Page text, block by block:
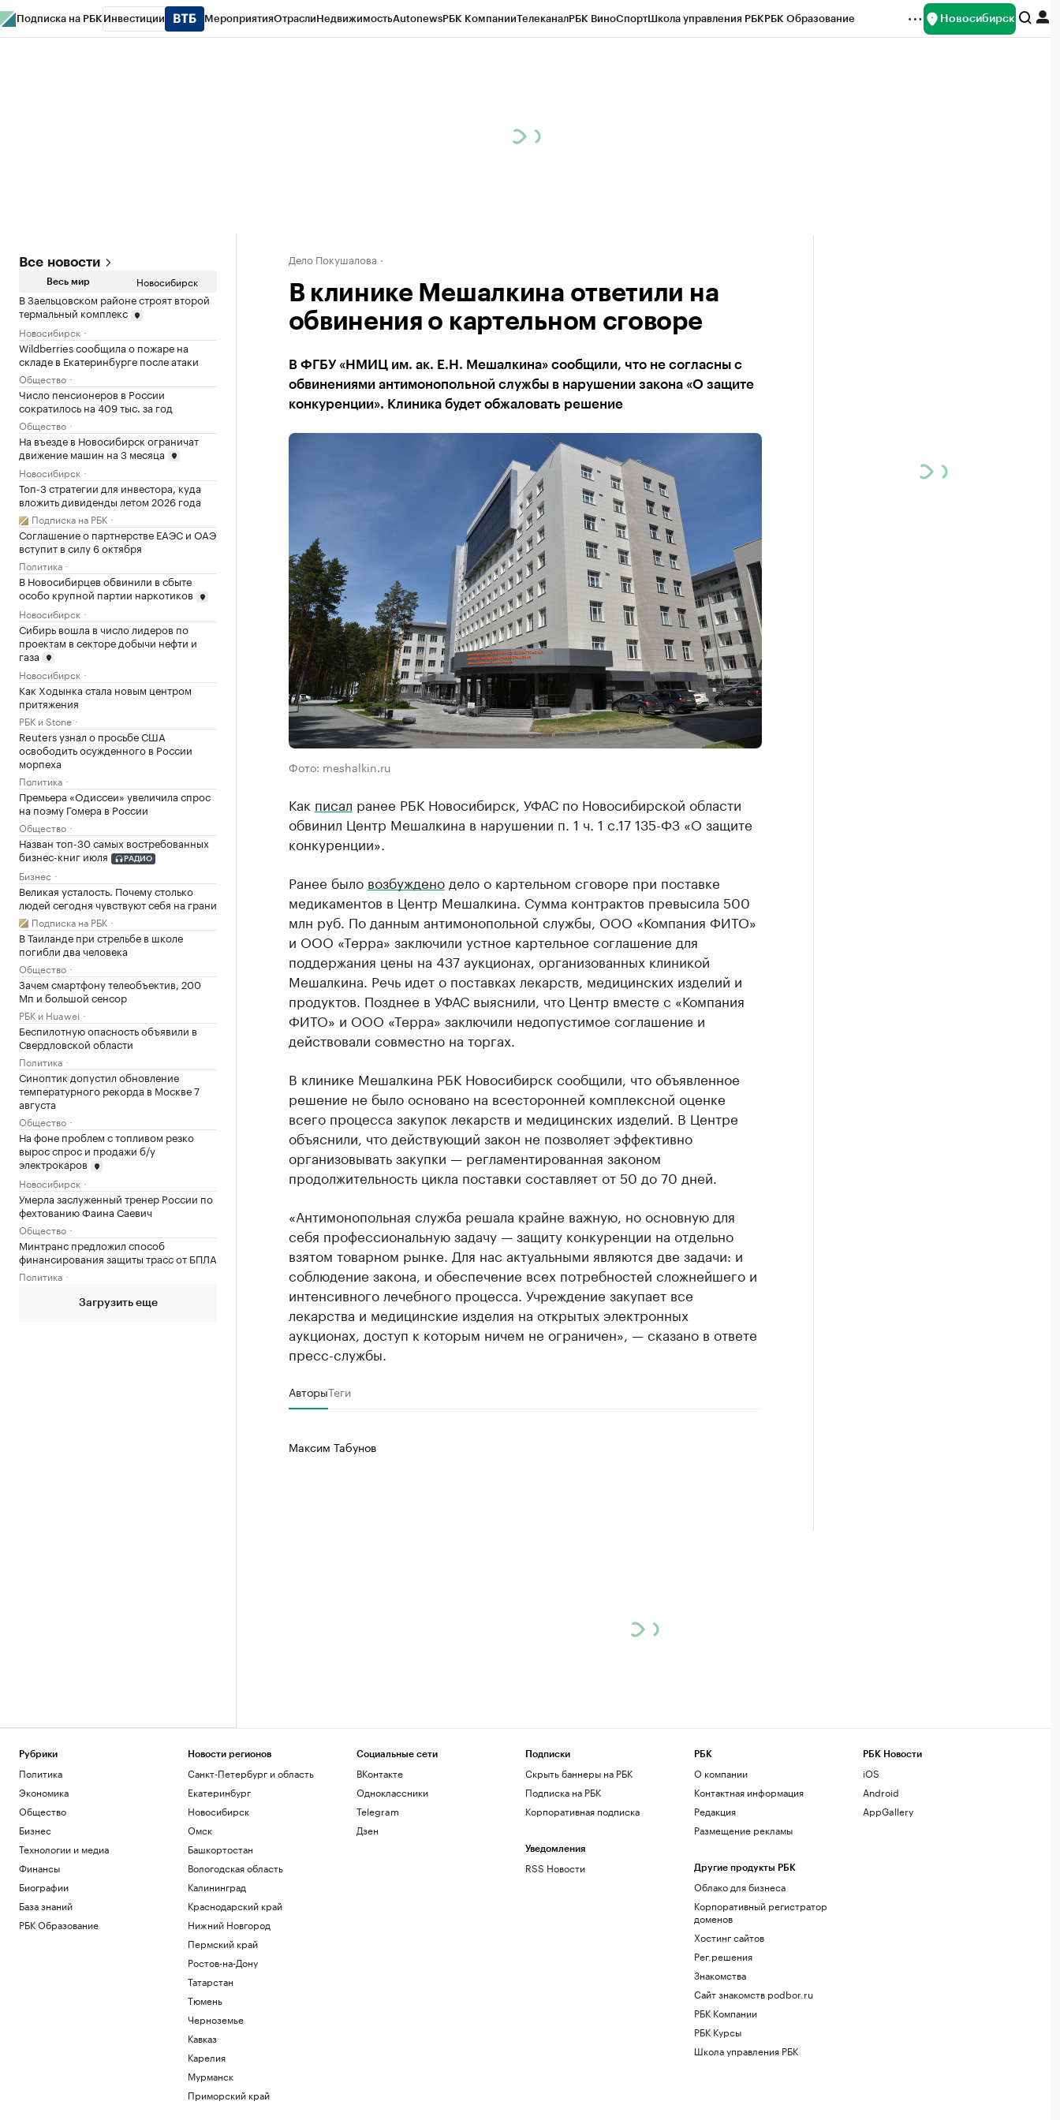
Подписка на РБК Инвестиции МероприятияОтраслиНедвижимостьAutonewsРБК КомпанииТелеканалРБК ВиноСпортШкола управления РБКРБК Образование Новосибирск
Все новости
Весь мир Новосибирск
В Заельцовском районе строят второй
термальный комплекс
Новосибирск
Wildberries сообщила о пожаре на
складе в Екатеринбурге после атаки
Общество
Число пенсионеров в России
сократилось на 409 тыс. за год
Общество
На въезде в Новосибирск ограничат
движение машин на 3 месяца
Новосибирск
Топ-3 стратегии для инвестора, куда
вложить дивиденды летом 2026 года
Подписка на РБК
Соглашение о партнерстве ЕАЭС и ОАЭ
вступит в силу 6 октября
Политика
В Новосибирцев обвинили в сбыте
особо крупной партии наркотиков
Новосибирск
Сибирь вошла в число лидеров по
проектам в секторе добычи нефти и
газа
Новосибирск
Как Ходынка стала новым центром
притяжения
РБК и Stone
Reuters узнал о просьбе США
освободить осужденного в России
морпеха
Политика
Премьера «Одиссеи» увеличила спрос
на поэму Гомера в России
Общество
Назван топ-30 самых востребованных
бизнес-книг июля
РАДИО
Бизнес
Великая усталость. Почему столько
людей сегодня чувствуют себя на грани
Подписка на РБК
В Таиланде при стрельбе в школе
погибли два человека
Общество
Зачем смартфону телеобъектив, 200
Мп и большой сенсор
РБК и Huawei
Беспилотную опасность объявили в
Свердловской области
Политика
Синоптик допустил обновление
температурного рекорда в Москве 7
августа
Общество
На фоне проблем с топливом резко
вырос спрос и продажи б/у
электрокаров
Новосибирск
Умерла заслуженный тренер России по
фехтованию Фаина Саевич
Общество
Минтранс предложил способ
финансирования защиты трасс от БПЛА
Политика
Загрузить еще
Дело Покушалова
В клинике Мешалкина ответили на
обвинения о картельном сговоре
В ФГБУ «НМИЦ им. ак. Е.Н. Мешалкина» сообщили, что не согласны с
обвинениями антимонопольной службы в нарушении закона «О защите
конкуренции». Клиника будет обжаловать решение
Фото: meshalkin.ru
Как писал ранее РБК Новосибирск, ​УФАС по Новосибирской области
обвинил Центр Мешалкина в нарушении п. 1 ч. 1 с.17 135-ФЗ «О защите
конкуренции».
Ранее было возбужденодело о картельном сговоре при поставке
медикаментов в Центр Мешалкина​. Сумма контрактов превысила 500
млн руб. По данным антимонопольной службы, ООО «Компания ФИТО»
и ООО «Терра» заключили устное картельное соглашение для
поддержания цены на 437 аукционах, организованных клиникой
Мешалкина. Речь идет о поставках лекарств, медицинских изделий и
продуктов. Позднее в УФАС выяснили, что Центр вместе с ​«Компания
ФИТО» и ООО «Терра» заключили недопустимое соглашение и
действовали совместно на торгах.
В клинике Мешалкина РБК Новосибирск сообщили, что объявленное
решение не было основано на всесторонней комплексной оценке
всего процесса закупок лекарств и медицинских изделий. В Центре
объяснили, что действующий закон не позволяет эффективно
организовывать закупки — регламентированная законом
продолжительность цикла поставки составляет от 50 до 70 дней.
«Антимонопольная служба решала крайне важную, но основную для
себя профессиональную задачу — защиту конкуренции на отдельно
взятом товарном рынке. Для нас актуальными являются две задачи: и
соблюдение закона, и обеспечение всех потребностей сложнейшего и
интенсивного лечебного процесса. Учреждение закупает все
лекарства и медицинские изделия на открытых электронных
аукционах, доступ к которым ничем не ограничен», — сказано в ответе
пресс-службы.
АвторыТеги
Максим Табунов
Рубрики
Политика
Экономика
Общество
Бизнес
Технологии и медиа
Финансы
Биографии
База знаний
РБК Образование
Новости регионов
Санкт-Петербург и область
Екатеринбург
Новосибирск
Омск
Башкортостан
Вологодская область
Калининград
Краснодарский край
Нижний Новгород
Пермский край
Ростов-на-Дону
Татарстан
Тюмень
Черноземье
Кавказ
Карелия
Мурманск
Приморский край
Социальные сети
ВКонтакте
Одноклассники
Telegram
Дзен
Подписки
Скрыть баннеры на РБК
Подписка на РБК
Корпоративная подписка
Уведомления
RSS Новости
РБК
О компании
Контактная информация
Редакция
Размещение рекламы
Другие продукты РБК
Облако для бизнеса
Корпоративный регистратор
доменов
Хостинг сайтов
Рег.решения
Знакомства
Сайт знакомств podbor.ru
РБК Компании
РБК Курсы
Школа управления РБК
РБК Новости
iOS
Android
AppGallery